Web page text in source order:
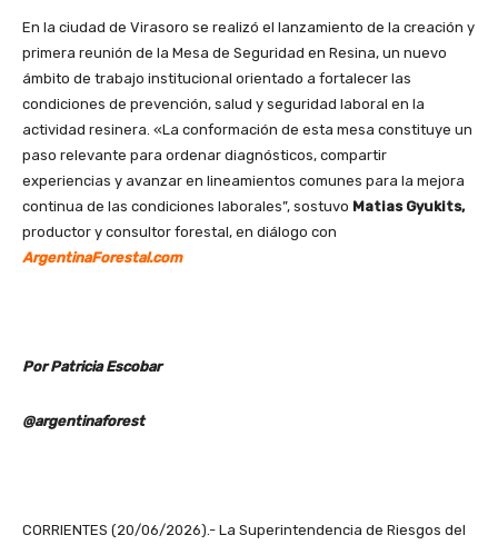
En la ciudad de Virasoro se realizó el lanzamiento de la creación y
primera reunión de la Mesa de Seguridad en Resina, un nuevo
ámbito de trabajo institucional orientado a fortalecer las
condiciones de prevención, salud y seguridad laboral en la
actividad resinera. «La conformación de esta mesa constituye un
paso relevante para ordenar diagnósticos, compartir
experiencias y avanzar en lineamientos comunes para la mejora
continua de las condiciones laborales”, sostuvo Matias Gyukits,
productor y consultor forestal, en diálogo con
ArgentinaForestal.com
Por Patricia Escobar
@argentinaforest
CORRIENTES (20/06/2026).- La Superintendencia de Riesgos del